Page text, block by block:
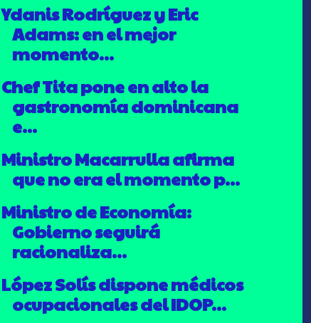
Ydanis Rodríguez y Eric
Adams: en el mejor
momento...
Chef Tita pone en alto la
gastronomía dominicana
e...
Ministro Macarrulla afirma
que no era el momento p...
Ministro de Economía:
Gobierno seguirá
racionaliza...
López Solís dispone médicos
ocupacionales del IDOP...